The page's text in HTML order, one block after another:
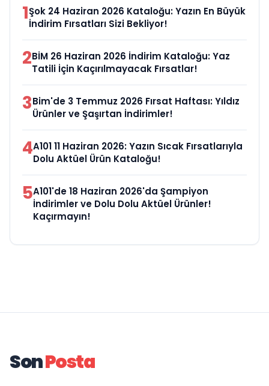
1Şok 24 Haziran 2026 Kataloğu: Yazın En Büyük
İndirim Fırsatları Sizi Bekliyor!
2BİM 26 Haziran 2026 İndirim Kataloğu: Yaz
Tatili İçin Kaçırılmayacak Fırsatlar!
3Bim'de 3 Temmuz 2026 Fırsat Haftası: Yıldız
Ürünler ve Şaşırtan İndirimler!
4A101 11 Haziran 2026: Yazın Sıcak Fırsatlarıyla
Dolu Aktüel Ürün Kataloğu!
5A101'de 18 Haziran 2026'da Şampiyon
İndirimler ve Dolu Dolu Aktüel Ürünler!
Kaçırmayın!
SonPosta